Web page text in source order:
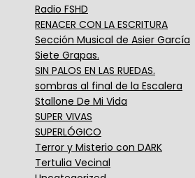
Radio FSHD
RENACER CON LA ESCRITURA
Sección Musical de Asier García
Siete Grapas.
SIN PALOS EN LAS RUEDAS.
sombras al final de la Escalera
Stallone De Mi Vida
SUPER VIVAS
SUPERLÓGICO
Terror y Misterio con DARK
Tertulia Vecinal